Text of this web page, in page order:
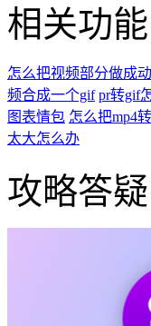
相关功能
怎么把视频部分做成
频合成一个gif pr转gif
图表情包 怎么把mp4
太大怎么办
攻略答疑